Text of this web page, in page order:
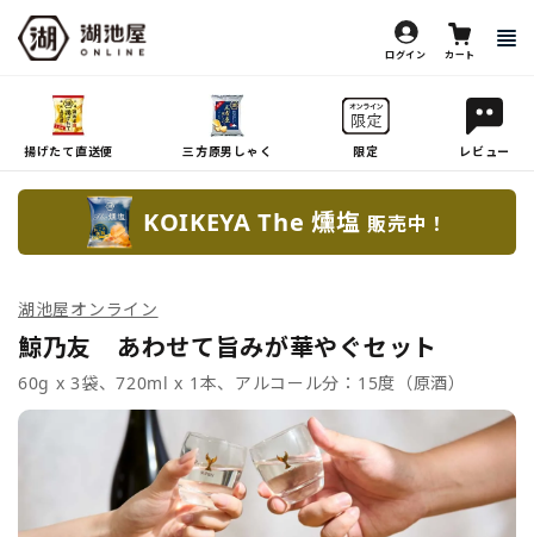
ログイン カート
揚げたて直送便 三方原男しゃく 限定 レビュー
KOIKEYA The 燻塩 販売中！
湖池屋オンライン
鯨乃友 あわせて旨みが華やぐセット
60g x 3袋、720ml x 1本、アルコール分：15度（原酒）